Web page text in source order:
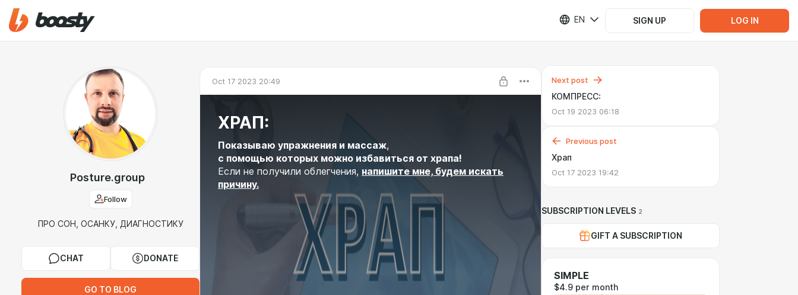
EN SIGN UP LOG IN
Posture.group
Follow
ПРО СОН, ОСАНКУ, ДИАГНОСТИКУ
CHAT DONATE
GO TO BLOG
Oct 17 2023 20:49
ХРАП:
Показываю упражнения и массаж,
с помощью которых можно избавиться от храпа!
Если не получили облегчения, напишите мне, будем искать
причину.
Next post
КОМПРЕСС:
Oct 19 2023 06:18
Previous post
Храп
Oct 17 2023 19:42
SUBSCRIPTION LEVELS 2
GIFT A SUBSCRIPTION
SIMPLE
$4.9 per month